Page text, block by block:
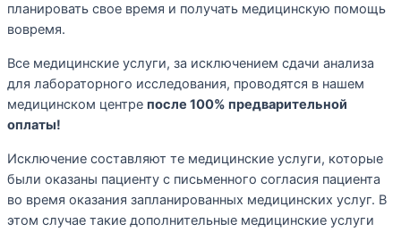
планировать свое время и получать медицинскую помощь
вовремя.
Все медицинские услуги, за исключением сдачи анализа
для лабораторного исследования, проводятся в нашем
медицинском центре после 100% предварительной
оплаты!
Исключение составляют те медицинские услуги, которые
были оказаны пациенту с письменного согласия пациента
во время оказания запланированных медицинских услуг. В
этом случае такие дополнительные медицинские услуги